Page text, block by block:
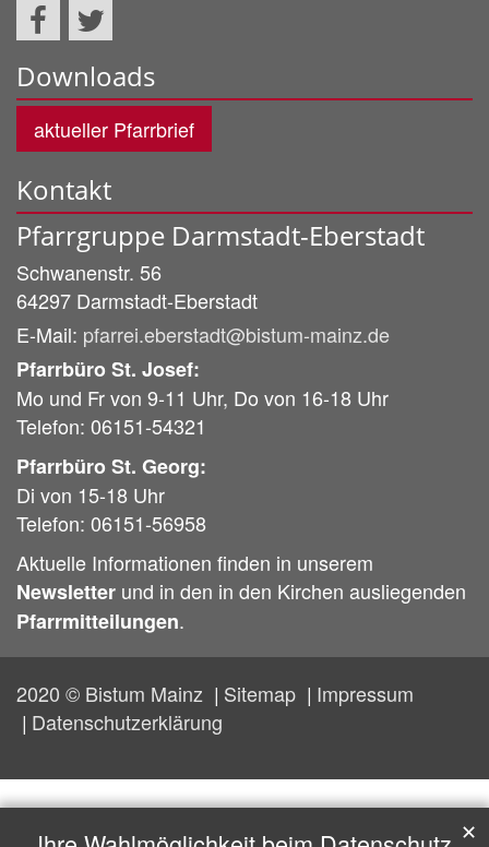
Downloads
aktueller Pfarrbrief
Kontakt
Pfarrgruppe Darmstadt-Eberstadt
Schwanenstr. 56
64297 Darmstadt-Eberstadt
E-Mail: pfarrei.eberstadt@bistum-mainz.de
Pfarrbüro St. Josef:
Mo und Fr von 9-11 Uhr, Do von 16-18 Uhr
Telefon: 06151-54321
Pfarrbüro St. Georg:
Di von 15-18 Uhr
Telefon: 06151-56958
Aktuelle Informationen finden in unserem
Newsletter und in den in den Kirchen ausliegenden
Pfarrmitteilungen.
2020 © Bistum Mainz Sitemap
Impressum
Datenschutzerklärung
✕